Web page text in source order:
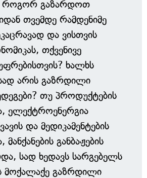
როგორ გაზარდოთ
თვემდე რამდენიმე
და ვისთვის
თქვენივე
ხალხს
არის გაზრდილი
თუ პროდუქტების
ელექტროენერგია
და მედიკამენტების
განბაჟების
სად ხედავს სარგებელს
მოქალაქე გაზრდილი